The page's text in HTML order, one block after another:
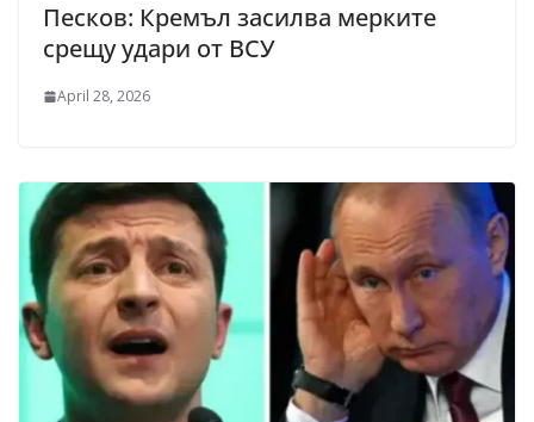
Песков: Кремъл засилва мерките
срещу удари от ВСУ
April 28, 2026